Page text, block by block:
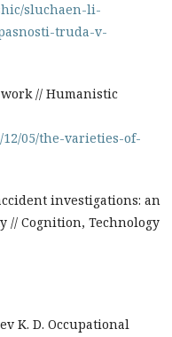
sluchaen-li-
truda-v-
// Humanistic
05/the-varieties-of-
investigations: an
// Cognition, Technology
K. D. Occupational